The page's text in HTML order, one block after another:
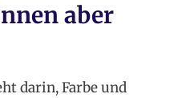
aber
darin, Farbe und